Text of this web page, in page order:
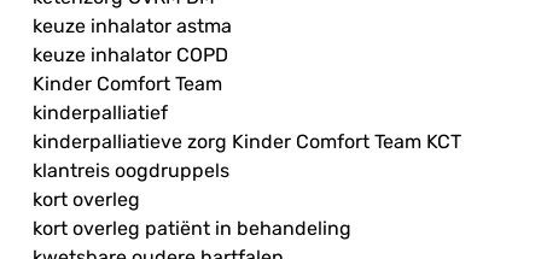
keuze inhalator astma
keuze inhalator COPD
Kinder Comfort Team
kinderpalliatief
kinderpalliatieve zorg Kinder Comfort Team KCT
klantreis oogdruppels
kort overleg
kort overleg patiënt in behandeling